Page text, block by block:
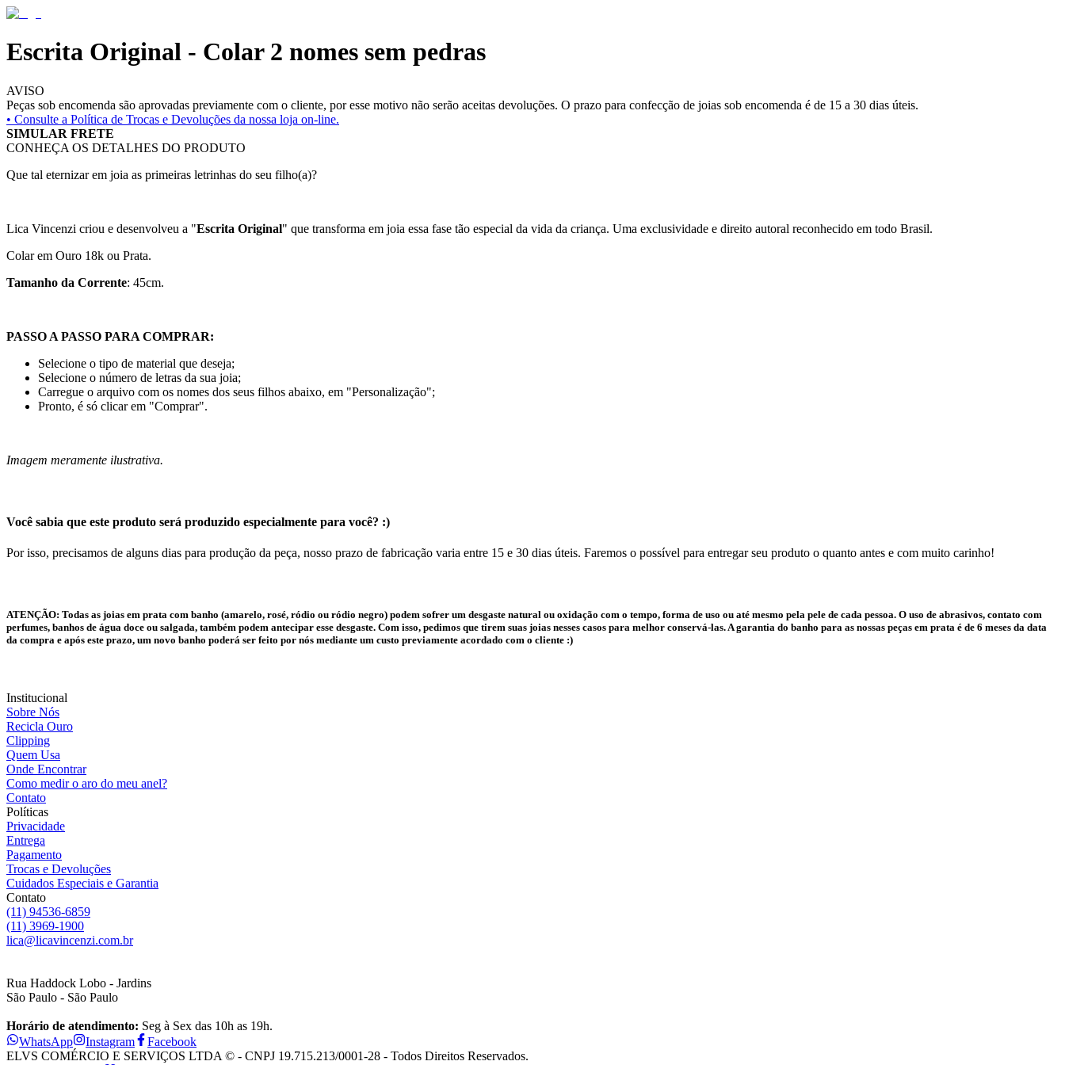
Escrita Original - Colar 2 nomes sem pedras
AVISO
Peças sob encomenda são aprovadas previamente com o cliente, por esse motivo não serão aceitas devoluções. O prazo para confecção de joias sob encomenda é de 15 a 30 dias úteis.
• Consulte a Política de Trocas e Devoluções da nossa loja on-line.
SIMULAR FRETE
CONHEÇA OS DETALHES DO PRODUTO
Que tal eternizar em joia as primeiras letrinhas do seu filho(a)?
Lica Vincenzi criou e desenvolveu a "Escrita Original" que transforma em joia essa fase tão especial da vida da criança. Uma exclusividade e direito autoral reconhecido em todo Brasil.
Colar em Ouro 18k ou Prata.
Tamanho da Corrente: 45cm.
PASSO A PASSO PARA COMPRAR:
Selecione o tipo de material que deseja;
Selecione o número de letras da sua joia;
Carregue o arquivo com os nomes dos seus filhos abaixo, em "Personalização";
Pronto, é só clicar em "Comprar".
Imagem meramente ilustrativa.
Você sabia que este produto será produzido especialmente para você? :)
Por isso, precisamos de alguns dias para produção da peça, nosso prazo de fabricação varia entre 15 e 30 dias úteis. Faremos o possível para entregar seu produto o quanto antes e com muito carinho!
ATENÇÃO: Todas as joias em prata com banho (amarelo, rosé, ródio ou ródio negro) podem sofrer um desgaste natural ou oxidação com o tempo, forma de uso ou até mesmo pela pele de cada pessoa. O uso de abrasivos, contato com
perfumes, banhos de água doce ou salgada, também podem antecipar esse desgaste. Com isso, pedimos que tirem suas joias nesses casos para melhor conservá-las. A garantia do banho para as nossas peças em prata é de 6 meses da data
da compra e após este prazo, um novo banho poderá ser feito por nós mediante um custo previamente acordado com o cliente :)
Institucional
Sobre Nós
Recicla Ouro
Clipping
Quem Usa
Onde Encontrar
Como medir o aro do meu anel?
Contato
Políticas
Privacidade
Entrega
Pagamento
Trocas e Devoluções
Cuidados Especiais e Garantia
Contato
(11) 94536-6859
(11) 3969-1900
lica@licavincenzi.com.br
Rua Haddock Lobo - Jardins
São Paulo - São Paulo
Horário de atendimento: Seg à Sex das 10h as 19h.
WhatsApp
Instagram
Facebook
ELVS COMÉRCIO E SERVIÇOS LTDA © - CNPJ 19.715.213/0001-28 - Todos Direitos Reservados.